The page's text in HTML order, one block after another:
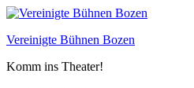
Skip
content
Vereinigte Bühnen Bozen
Komm ins Theater!